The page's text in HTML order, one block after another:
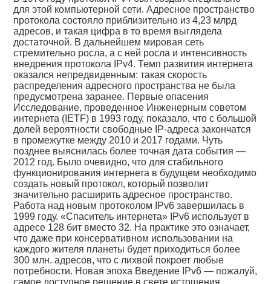
для этой компьютерной сети. Адресное пространство
протокола состояло приблизительно из 4,23 млрд
адресов, и такая цифра в то время выглядела
достаточной. В дальнейшем мировая сеть
стремительно росла, а с ней росла и интенсивность
внедрения протокола IPv4. Темп развития интернета
оказался непредвиденным: такая скорость
распределения адресного пространства не была
предусмотрена заранее. Первые опасения
Исследование, проведенное Инженерным советом
интернета (IETF) в 1993 году, показало, что с большой
долей вероятности свободные IP-адреса закончатся
в промежутке между 2010 и 2017 годами. Чуть
позднее выяснилась более точная дата события —
2012 год. Было очевидно, что для стабильного
функционирования интернета в будущем необходимо
создать новый протокол, который позволит
значительно расширить адресное пространство.
Работа над новым протоколом IPv6 завершилась в
1999 году. «Спаситель интернета» IPv6 использует в
адресе 128 бит вместо 32. На практике это означает,
что даже при консервативном использовании на
каждого жителя планеты будет приходиться более
300 млн. адресов, что с лихвой покроет любые
потребности. Новая эпоха Введение IPv6 — пожалуй,
самое доступное решение в свете истощения